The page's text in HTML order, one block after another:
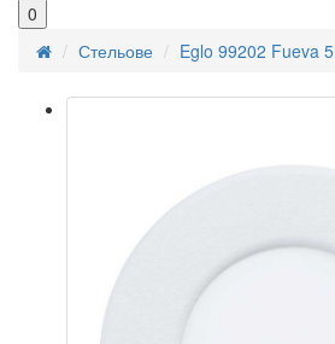
0
Стельове
Eglo 99202 Fueva 5